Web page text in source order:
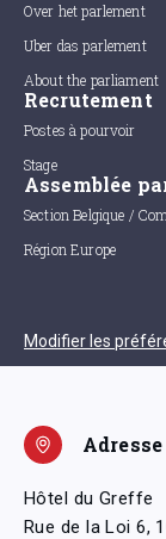
Over het parlement
Uber das parlement
About the parliament
Recrutement
Postes à pourvoir
Stage
Assemblée
Section Belgique /
Région Europe
Modifier les
Hôtel du Greffe
Rue de la Loi 6,